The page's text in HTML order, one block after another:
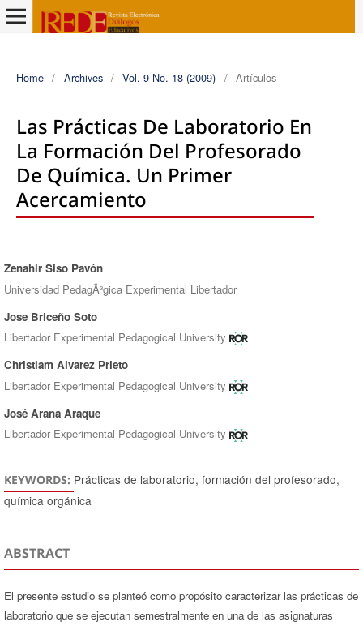
Home / Archives / Vol. 9 No. 18 (2009) / Artículos
Las Prácticas De Laboratorio En
La Formación Del Profesorado
De Química. Un Primer
Acercamiento
Authors
Zenahir Siso Pavón
Universidad PedagÃ³gica Experimental Libertador
Jose Briceño Soto
Libertador Experimental Pedagogical University
Christiam Alvarez Prieto
Libertador Experimental Pedagogical University
José Arana Araque
Libertador Experimental Pedagogical University
KEYWORDS: Prácticas de laboratorio, formación del profesorado,
química orgánica
ABSTRACT
El presente estudio se planteó como propósito caracterizar las prácticas de
laboratorio que se ejecutan semestralmente en una de las asignaturas